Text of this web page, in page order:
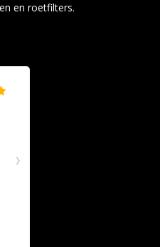
en roetfilters.